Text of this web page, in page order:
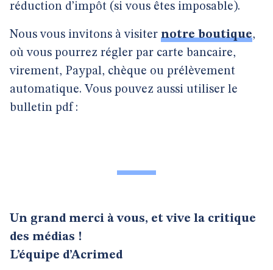
réduction d’impôt (si vous êtes imposable).
Nous vous invitons à visiter notre boutique,
où vous pourrez régler par carte bancaire,
virement, Paypal, chèque ou prélèvement
automatique. Vous pouvez aussi utiliser le
bulletin pdf :
Un grand merci à vous, et vive la critique
des médias !
L’équipe d’Acrimed